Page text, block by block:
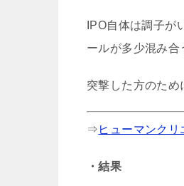
IPO自体は調子が
ールが多少混み合
突撃した方のため
⇒ ヒューマンク
・結果